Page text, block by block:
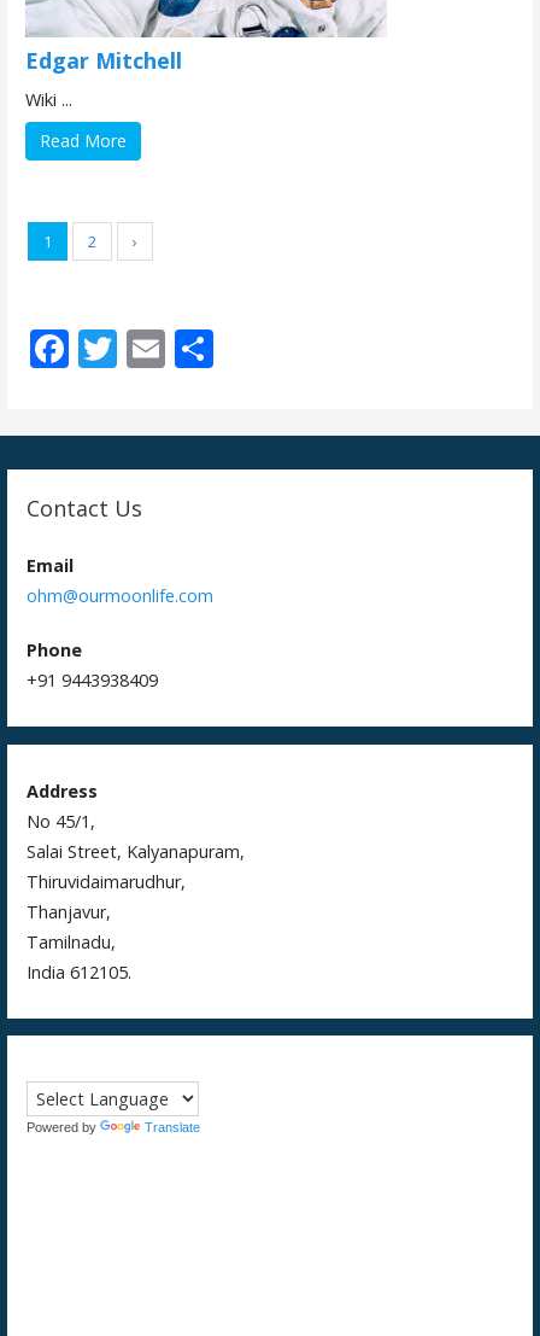
Edgar Mitchell
Wiki ...
Read More
1 2 ›
F
ac
e
b
o
k
T
w
itt
er
E
m
ai
l
S
ar
e
Contact Us
Email
ohm@ourmoonlife.com
Phone
+91 9443938409
Address
No 45/1,
Salai Street, Kalyanapuram,
Thiruvidaimarudhur,
Thanjavur,
Tamilnadu,
India 612105.
Powered by Translate